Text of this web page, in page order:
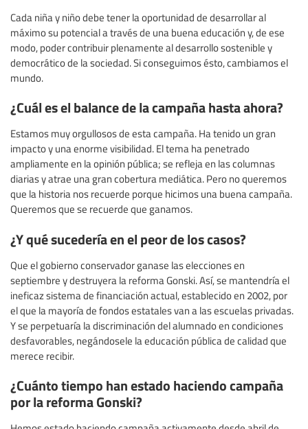
Cada niña y niño debe tener la oportunidad de desarrollar al
máximo su potencial a través de una buena educación y, de ese
modo, poder contribuir plenamente al desarrollo sostenible y
democrático de la sociedad. Si conseguimos ésto, cambiamos el
mundo.
¿Cuál es el balance de la campaña hasta ahora?
Estamos muy orgullosos de esta campaña. Ha tenido un gran
impacto y una enorme visibilidad. El tema ha penetrado
ampliamente en la opinión pública; se refleja en las columnas
diarias y atrae una gran cobertura mediática. Pero no queremos
que la historia nos recuerde porque hicimos una buena campaña.
Queremos que se recuerde que ganamos.
¿Y qué sucedería en el peor de los casos?
Que el gobierno conservador ganase las elecciones en
septiembre y destruyera la reforma Gonski. Así, se mantendría el
ineficaz sistema de financiación actual, establecido en 2002, por
el que la mayoría de fondos estatales van a las escuelas privadas.
Y se perpetuaría la discriminación del alumnado en condiciones
desfavorables, negándosele la educación pública de calidad que
merece recibir.
¿Cuánto tiempo han estado haciendo campaña
por la reforma Gonski?